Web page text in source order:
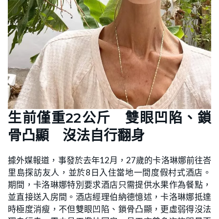
生前僅重22公斤 雙眼凹陷、鎖
骨凸顯 沒法自行翻身
據外媒報道，事發於去年12月，27歲的卡洛琳娜前往峇
里島探訪友人，並於8日入住當地一間度假村式酒店。
期間，卡洛琳娜特別要求酒店只需提供水果作為餐點，
並直接送入房間。酒店經理伯納德憶述，卡洛琳娜抵達
時極度消瘦，不但雙眼凹陷、鎖骨凸顯，更虛弱得沒法